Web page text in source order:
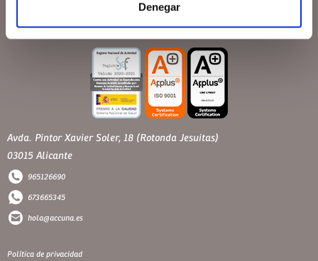
Denegar
Avda. Pintor Xavier Soler, 18 (Rotonda Jesuitas)
03015 Alicante
965126690
673665345
hola@accuna.es
Política de privacidad